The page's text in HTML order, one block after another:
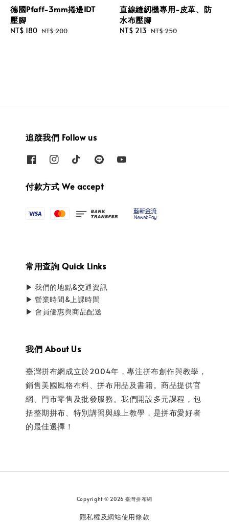
德國Pfaff-3mm捲邊IDT
壓腳
Sale
NT$ 180 Regular
NT$ 200
直線縫紉機專用-皮革、防
水布壓腳
Sale
NT$ 213 Regular
NT$ 250
追蹤我們 Follow us
付款方式 We accept
常用查詢 Quick Links
▶ 我們的地點&交通資訊
▶ 營業時間&上課時間
▶ 會員優惠與商品配送
我們 About Us
臺灣拼布網成立於2004年，專注拼布創作與教學，
銷售美國風格布料、拼布用品及書籍。商品提供官
網、門市零售及批發服務。我們開設多元課程，包
括整期拼布、特別講習與線上教學，是拼布愛好者
的最佳選擇！
Copyright © 2026 臺灣拼布網
隱私權及網站使用條款